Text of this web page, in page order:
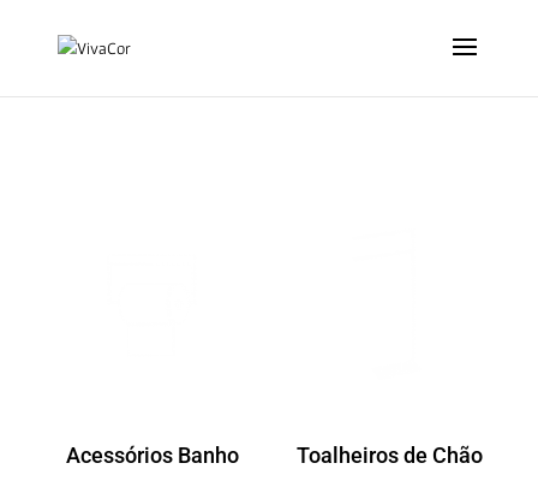
Acessórios Banho Toalheiros de Chão